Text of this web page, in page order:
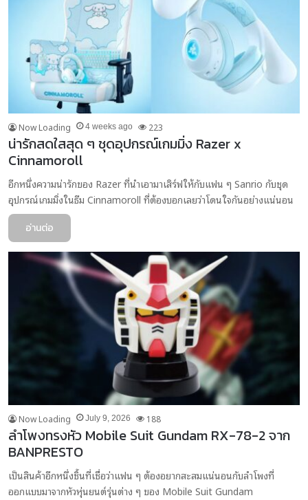
Now Loading 4 weeks ago 223
น่ารักสดใสสุด ๆ ชุดอุปกรณ์เกมมิ่ง Razer x
Cinnamoroll
อีกหนึ่งความน่ารักของ Razer ที่นำเอามาเสิร์ฟให้กับแฟน ๆ Sanrio กับชุด
อุปกรณ์เกมมิ่งในธีม Cinnamoroll ที่ต้องบอกเลยว่าโดนใจกันอย่างแน่นอน
อ่านต่อ
Now Loading July 9, 2026 188
ลำโพงทรงหัว Mobile Suit Gundam RX-78-2 จาก
BANPRESTO
เป็นสินค้าอีกหนึ่งชิ้นที่เชื่อว่าแฟน ๆ ต้องอยากสะสมแน่นอนกับลำโพงที่
ออกแบบมาจากหัวหุ่นยนต์รุ่นต่าง ๆ ของ Mobile Suit Gundam